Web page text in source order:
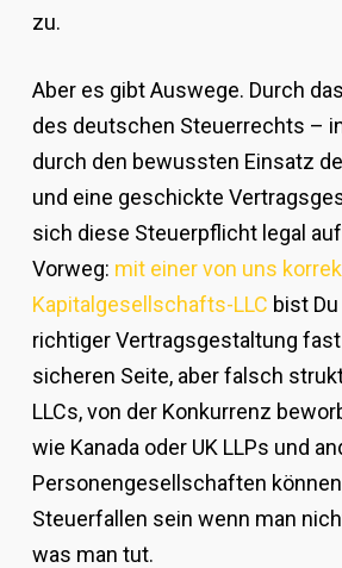
zu.
Aber es gibt Auswege. Durch
des deutschen Steuerrechts –
durch den bewussten Einsatz
und eine geschickte
sich diese Steuerpflicht legal
Vorweg: mit einer von uns
Kapitalgesellschafts-LLC bist
richtiger Vertragsgestaltung
sicheren Seite, aber falsch
LLCs, von der Konkurrenz
wie Kanada oder UK LLPs und
Personengesellschaften
Steuerfallen sein wenn man
was man tut.